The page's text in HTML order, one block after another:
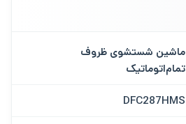
ماشین شستشوی ظروف
تمام‌اتوماتیک
DFC287HMS